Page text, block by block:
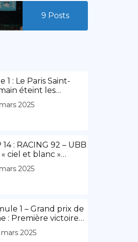
9 Posts
1 : Le Paris Saint-
éteint les
du stade
Guichard. Stassin
2025
14 : RACING 92 – UBB
« ciel et blanc »
avec la victoire
2025
1 – Grand prix de
: Première victoire
en Rouge,
Martin d’Alonso fait
2025